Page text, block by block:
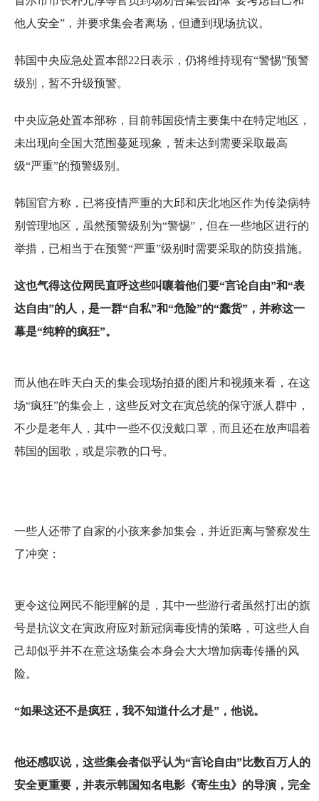
他人安全”，并要求集会者离场，但遭到现场抗议。
韩国中央应急处置本部22日表示，仍将维持现有“警惕”预警
级别，暂不升级预警。
中央应急处置本部称，目前韩国疫情主要集中在特定地区，
未出现向全国大范围蔓延现象，暂未达到需要采取最高
级“严重”的预警级别。
韩国官方称，已将疫情严重的大邱和庆北地区作为传染病特
别管理地区，虽然预警级别为“警惕”，但在一些地区进行的
举措，已相当于在预警“严重”级别时需要采取的防疫措施。
这也气得这位网民直呼这些叫嚷着他们要“言论自由”和“表
达自由”的人，是一群“自私”和“危险”的“蠢货”，并称这一
幕是“纯粹的疯狂”。
而从他在昨天白天的集会现场拍摄的图片和视频来看，在这
场“疯狂”的集会上，这些反对文在寅总统的保守派人群中，
不少是老年人，其中一些不仅没戴口罩，而且还在放声唱着
韩国的国歌，或是宗教的口号。
一些人还带了自家的小孩来参加集会，并近距离与警察发生
了冲突：
更令这位网民不能理解的是，其中一些游行者虽然打出的旗
号是抗议文在寅政府应对新冠病毒疫情的策略，可这些人自
己却似乎并不在意这场集会本身会大大增加病毒传播的风
险。
“如果这还不是疯狂，我不知道什么才是”，他说。
他还感叹说，这些集会者似乎认为“言论自由”比数百万人的
安全更重要，并表示韩国知名电影《寄生虫》的导演，完全